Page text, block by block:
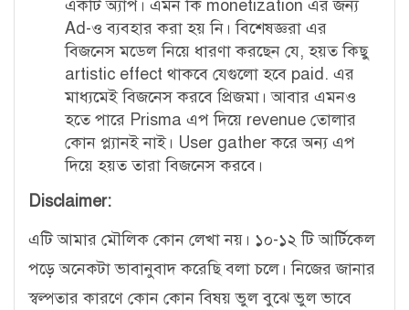
একটি অ্যাপ। এমন কি monetization এর জন্য
Ad-ও ব্যবহার করা হয় নি। বিশেষজ্ঞরা এর
বিজনেস মডেল নিয়ে ধারণা করছেন যে, হয়ত কিছু
artistic effect থাকবে যেগুলো হবে paid. এর
মাধ্যমেই বিজনেস করবে প্রিজমা। আবার এমনও
হতে পারে Prisma এপ দিয়ে revenue তোলার
কোন প্ল্যানই নাই। User gather করে অন্য এপ
দিয়ে হয়ত তারা বিজনেস করবে।
Disclaimer:
এটি আমার মৌলিক কোন লেখা নয়। ১০-১২ টি আর্টিকেল
পড়ে অনেকটা ভাবানুবাদ করেছি বলা চলে। নিজের জানার
স্বল্পতার কারণে কোন কোন বিষয় ভুল বুঝে ভুল ভাবে